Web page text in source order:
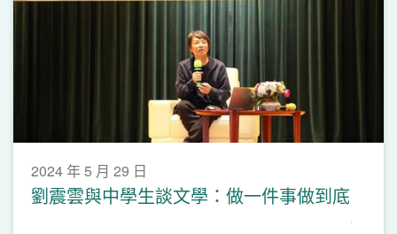
2024 年 5 月 29 日
劉震雲與中學生談文學：做一件事做到底